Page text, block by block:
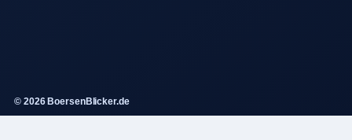
© 2026 BoersenBlicker.de